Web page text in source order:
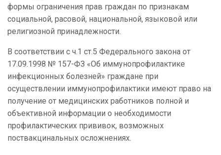
формы ограничения прав граждан по признакам
социальной, расовой, национальной, языковой или
религиозной принадлежности.
В соответствии с ч.1 ст.5 Федерального закона от
17.09.1998 № 157-ФЗ «Об иммунопрофилактике
инфекционных болезней» граждане при
осуществлении иммунопрофилактики имеют право на
получение от медицинских работников полной и
объективной информации о необходимости
профилактических прививок, возможных
поствакцинальных осложнениях.